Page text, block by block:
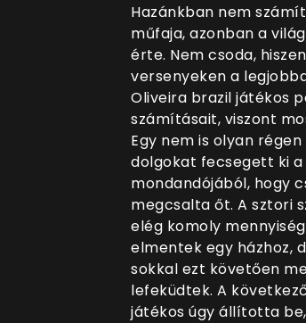
Hazánkban nem
műfaja, azonban a
érte. Nem csoda,
versenyeken a
Oliveira brazil játékos
számításait, viszont
Egy nem is olyan
dolgokat fecsegett ki
mondandójából, hogy
megcsalta őt. A sztori
elég komoly
elmentek egy házhoz,
sokkal ezt követően
lefeküdtek. A
játékos úgy állította